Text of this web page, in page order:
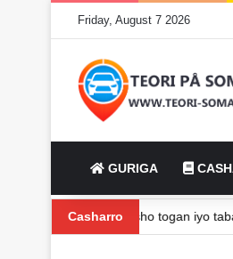
Friday, August 7 2026
GURIGA
Casharro
Isbaanishka | Waxbarasho togan iyo